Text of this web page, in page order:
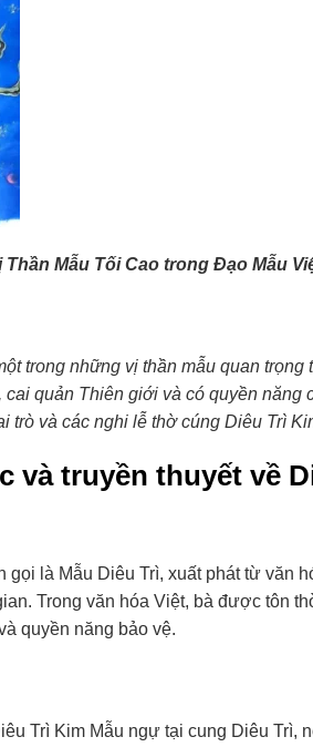
Thần Mẫu Tối Cao trong Đạo Mẫu
trong những vị thần mẫu quan
cai quản Thiên giới và có quyền
trò và các nghi lễ thờ cúng Diêu Trì
và truyền thuyết về
gọi là Mẫu Diêu Trì, xuất phát từ văn
Trong văn hóa Việt, bà được tôn
quyền năng bảo vệ.
Trì Kim Mẫu ngự tại cung Diêu